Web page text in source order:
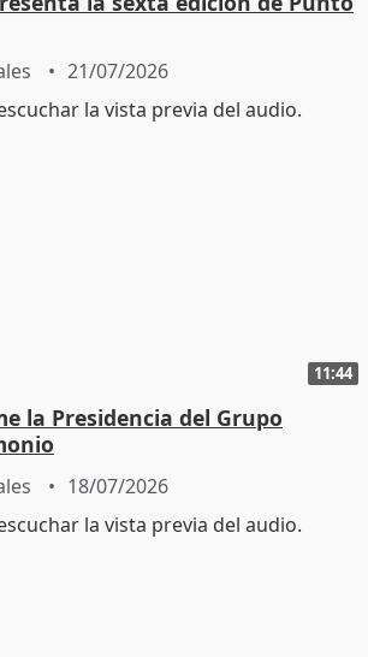
21/07/2026
11:44
la Presidencia del Grupo
18/07/2026